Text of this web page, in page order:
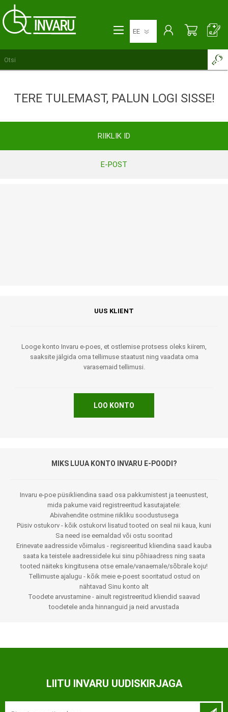
TERE TULEMAST, PALUN LOGI SISSE!
RIIKLIK ID
E-POST
UUS KLIENT
Looge konto Invaru e-poes, et ostlemise protsess oleks kiirem,
saaksite jälgida oma tellimuse staatust ning vaadata oma
varasemaid tellimusi.
LOO KONTO
MIKS LUUA KONTO INVARU E-POODI?
Invaru e-poe püsikliendina saad osa pakkumistest ja teenustest,
mida pakume vaid registreeritud kasutajatele:
Abivahendite ostmine riikliku soodustusega
Püsiv ostukorv - kõik ostukorvi lisatud tooted on seal nii kaua, kuni
Sa need ise eemaldad või ostu sooritad
Erinevate aadresside võimalus - regisreeritud kliendina saad kauba
saata ka teistele aadressidele kui sinu põhiaadress ning saata
tooted näiteks kingitusena otse emale/vanaemale/sõbrale koju!
Tellimuste ajalugu - kõik meie e-poest sooritatud ostud on
nähtavad Sinu konto alt
Toodete arvustamine - ainult registreeritud kliendid saavad
toodetele anda hinnanguid ja neid arvustada
LIITU INVARU UUDISKIRJAGA